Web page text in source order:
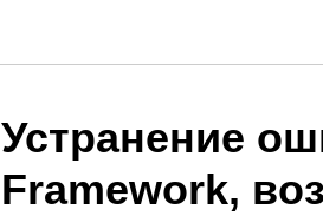
Устранение
Framework,